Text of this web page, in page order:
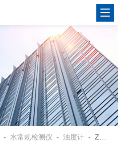
- 水常规检测仪 -浊度计 - ZD-1507NTU便携式浊度计现货秒发